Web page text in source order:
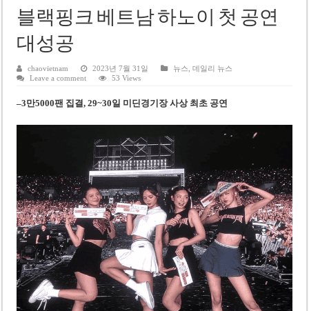
베트남주식 VN지수 1,800선 돌파 기대…증권사, 유망 종목 제시
하노이 쌍둥이 타워 99층 부지 현장…세계 최고층 빌딩 추진
베트남주식 SST, 2025년 현금 배당 80% 결정…과거 최대 350% 지급 이력
베트남 전자비자 사기 웹사이트 주의…외국인 여행자 피해 경보
호주 젯스타, 내년부터 기내 수납칸 이용 유료화
베트남, 8월부터 토지·측량 처벌 강화… 기획사 코뮌 위원장 과태료 상한 50
호찌민시, 약 6,500㎡ 토지 용도변경 승인…리조트 개발 추진
블랙핑크 베트남 하노이 첫 공연
대성공
chaovietnam 2023년 7월 31일 뉴스 ,데일리 뉴스
Leave a comment
53 Views
–3만5000팬 집결, 29~30일 미딘경기장 사상 최초 공연